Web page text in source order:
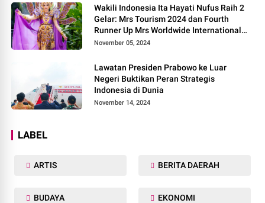
Wakili Indonesia Ita Hayati Nufus Raih 2
Gelar: Mrs Tourism 2024 dan Fourth
Runner Up Mrs Worldwide International
2024, di Pemilihan Mrs Worldwide 2024
November 05, 2024
Lawatan Presiden Prabowo ke Luar
Negeri Buktikan Peran Strategis
Indonesia di Dunia
November 14, 2024
LABEL
ARTIS BERITA DAERAH
BUDAYA EKONOMI